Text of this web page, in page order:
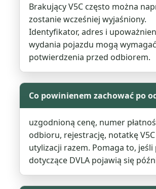
Brakujący V5C często można
zostanie wcześniej wyjaśniony.
Identyfikator, adres i
wydania pojazdu mogą wymagać
potwierdzenia przed odbiorem.
Co powinienem zachować po
uzgodnioną cenę, numer
odbioru, rejestrację, notatkę
utylizacji razem. Pomaga to, jeśli
dotyczące DVLA pojawią się